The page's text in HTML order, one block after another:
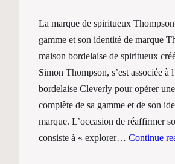
La marque de spiritueux
gamme et son identité de marque
maison bordelaise de spiritueux
Simon Thompson, s’est associée à
bordelaise Cleverly pour opérer
complète de sa gamme et de son
marque. L’occasion de réaffirmer
consiste à « explorer… Continue